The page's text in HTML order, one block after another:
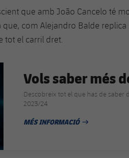
que amb João Cancelo té
que, com Alejandro Balde
tot el carril dret.
Vols saber més
Descobreix tot el que has de saber
2023/24
MÉS INFORMACIÓ
DATA DE PUBLICACIÓ